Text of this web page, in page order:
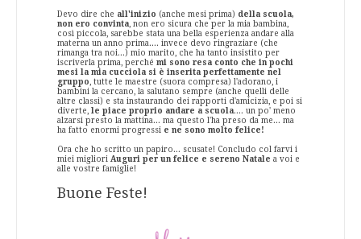
Devo dire che all'inizio (anche mesi prima) della scuola,
non ero convinta , non ero sicura che per la mia bambina,
così piccola, sarebbe stata una bella esperienza andare alla
materna un anno prima.... invece devo ringraziare (che
rimanga tra noi...) mio marito, che ha tanto insistito per
iscriverla prima, perché mi sono resa conto che in pochi
mesi la mia cucciola si è inserita perfettamente nel
gruppo , tutte le maestre (suora compresa) l'adorano, i
bambini la cercano, la salutano sempre (anche quelli delle
altre classi) e sta instaurando dei rapporti d'amicizia, e poi si
diverte, le piace proprio andare a scuola.... un po' meno
alzarsi presto la mattina... ma questo l'ha preso da me... ma
ha fatto enormi progressi e ne sono molto felice!
Ora che ho scritto un papiro... scusate! Concludo col farvi i
miei migliori Auguri per un felice e sereno Natale a voi e
alle vostre famiglie!
Buone Feste!